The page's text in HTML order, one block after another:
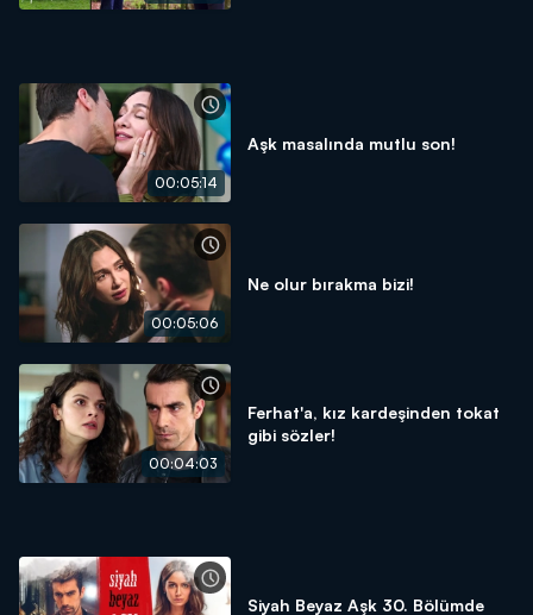
00:05:14
Aşk masalında mutlu son!
00:05:06
Ne olur bırakma bizi!
00:04:03
Ferhat'a, kız kardeşinden tokat
gibi sözler!
Siyah Beyaz Aşk 30. Bölümde